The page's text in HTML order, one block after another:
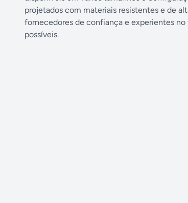
projetados com materiais resistentes e de
fornecedores de confiança e experientes
possíveis.